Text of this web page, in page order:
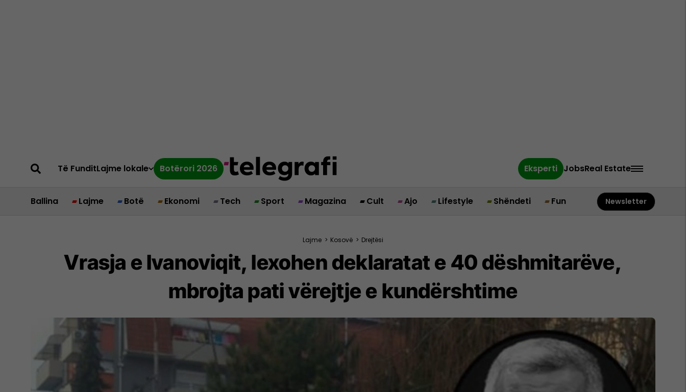
Të FunditLajme lokale Botërori 2026 Eksperti JobsReal Estate
Ballina Lajme Botë Ekonomi Tech Sport Magazina Cult Ajo Lifestyle Shëndeti Fun Newsletter
Lajme > Kosovë > Drejtësi
Vrasja e Ivanoviqit, lexohen deklaratat e 40 dëshmitarëve,
mbrojta pati vërejtje e kundërshtime